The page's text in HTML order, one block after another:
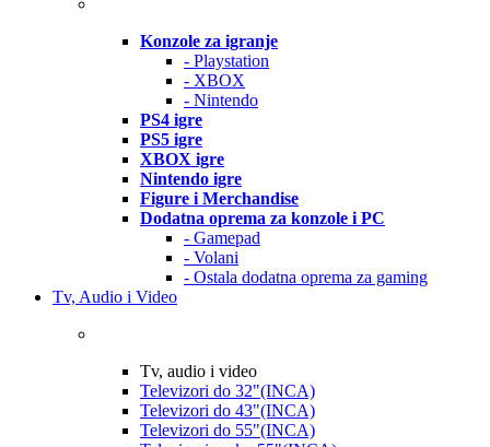
Konzole za igranje
- Playstation
- XBOX
- Nintendo
PS4 igre
PS5 igre
XBOX igre
Nintendo igre
Figure i Merchandise
Dodatna oprema za konzole i PC
- Gamepad
- Volani
- Ostala dodatna oprema za gaming
Tv, Audio i Video
Tv, audio i video
Televizori do 32"(INCA)
Televizori do 43"(INCA)
Televizori do 55"(INCA)